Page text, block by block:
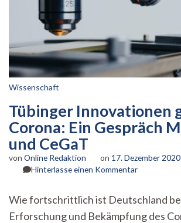
Wissenschaft
Tübinger Innovationen
Corona: Ein Gespräch
und CeGaT
von Online Redaktion on 17. Dezember 2020
Hinterlasse einen Kommentarzu
gegen
Corona:
Wie fortschrittlich ist Deutschland
Erforschung und Bekämpfung des